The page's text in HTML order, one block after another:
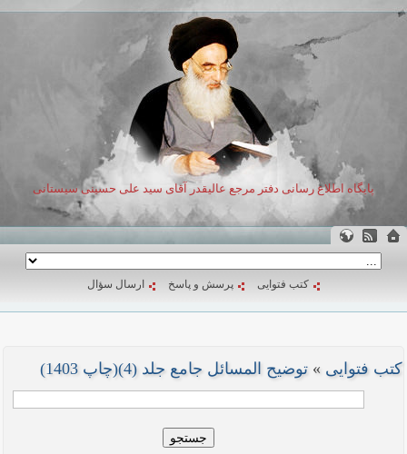
پایگاه اطلاع رسانی دفتر مرجع عالیقدر آقای سید علی حسینی سیستانی
کتب فتوایی پرسش و پاسخ ارسال سؤال
کتب فتوایی » توضیح المسائل جامع جلد (4)(چاپ 1403)
جستجو